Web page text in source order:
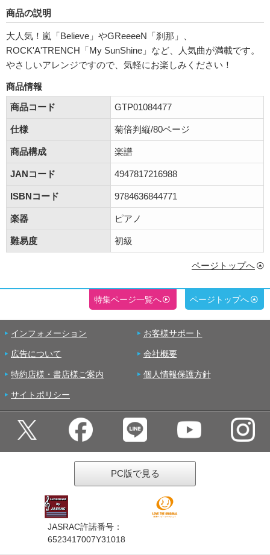
商品の説明
大人気！嵐「Believe」やGReeeeN「刹那」、
ROCK'A'TRENCH「My SunShine」など、人気曲が満載です。
やさしいアレンジですので、気軽にお楽しみください！
商品情報
商品コード
GTP01084477
仕様 菊倍判縦/80ページ
商品構成 楽譜
JANコード 4947817216988
ISBNコード 9784636844771
楽器 ピアノ
難易度 初級
ページトップへ
特集ページ一覧へ ページトップへ
インフォメーション お客様サポート
広告について 会社概要
特約店様・書店様ご案内 個人情報保護方針
サイトポリシー
PC版で見る
JASRAC許諾番号：
6523417007Y31018